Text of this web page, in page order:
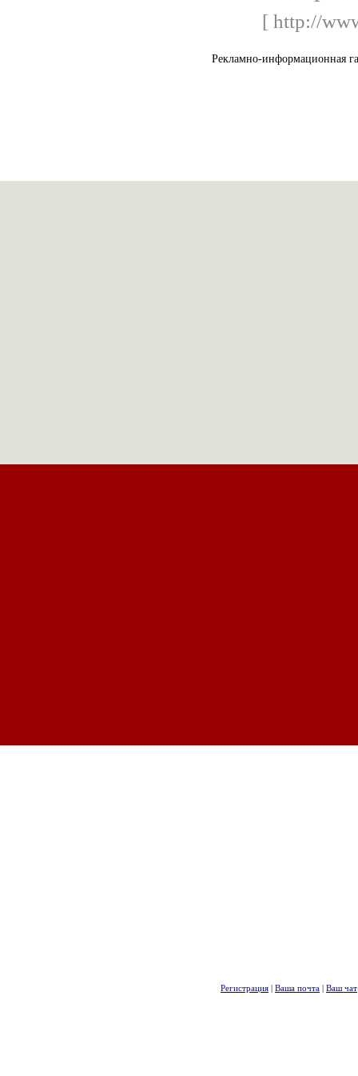
[ http://
Рекламно-информационная
Регистрация | Ваша почта | Ваш чат